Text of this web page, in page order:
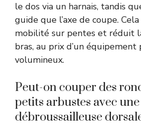
le dos via un harnais, tandis
guide que l’axe de coupe.
mobilité sur pentes et réduit
bras, au prix d’un équipement
volumineux.
Peut-on couper des
petits arbustes avec une
débroussailleuse